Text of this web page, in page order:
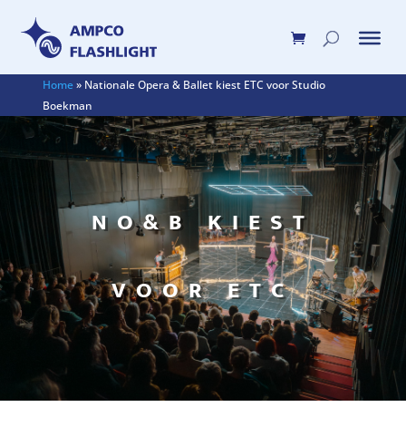
Home» Nationale Opera & Ballet kiest ETC voor Studio
Boekman
NO&B KIEST
VOOR ETC